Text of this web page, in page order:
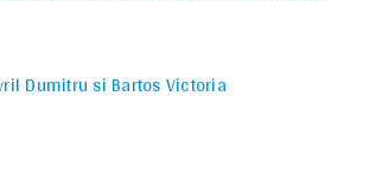
Dumitru si Bartos Victoria